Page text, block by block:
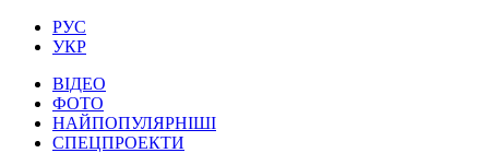
РУС
УКР
ВІДЕО
ФОТО
НАЙПОПУЛЯРНІШІ
СПЕЦПРОЕКТИ